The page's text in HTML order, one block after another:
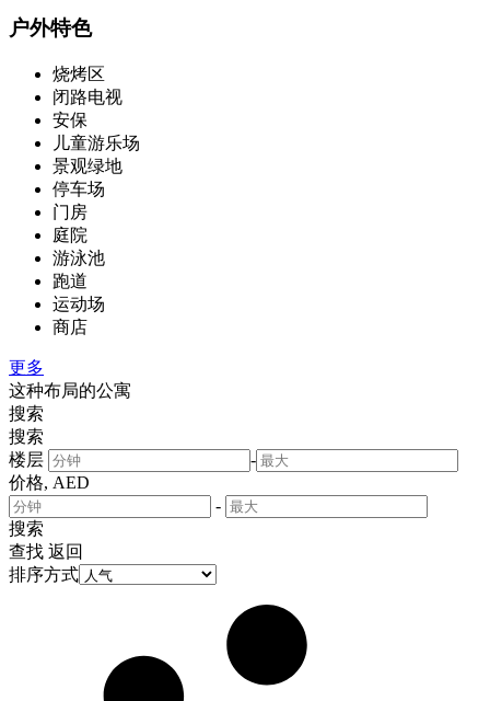
户外特色
烧烤区
闭路电视
安保
儿童游乐场
景观绿地
停车场
门房
庭院
游泳池
跑道
运动场
商店
更多
这种布局的公寓
搜索
搜索
楼层
-
价格, AED
-
搜索
查找 返回
排序方式